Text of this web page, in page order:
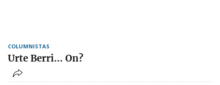
COLUMNISTAS
Urte Berri... On?